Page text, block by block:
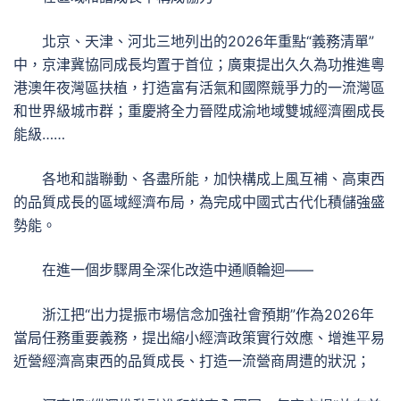
北京、天津、河北三地列出的2026年重點“義務清單”
中，京津冀協同成長均置于首位；廣東提出久久為功推進粵
港澳年夜灣區扶植，打造富有活氣和國際競爭力的一流灣區
和世界級城市群；重慶將全力晉陞成渝地域雙城經濟圈成長
能級……
各地和諧聯動、各盡所能，加快構成上風互補、高東西
的品質成長的區域經濟布局，為完成中國式古代化積儲強盛
勢能。
在進一個步驟周全深化改造中通順輪迴——
浙江把“出力提振市場信念加強社會預期”作為2026年
當局任務重要義務，提出縮小經濟政策實行效應、增進平易
近營經濟高東西的品質成長、打造一流營商周遭的狀況；